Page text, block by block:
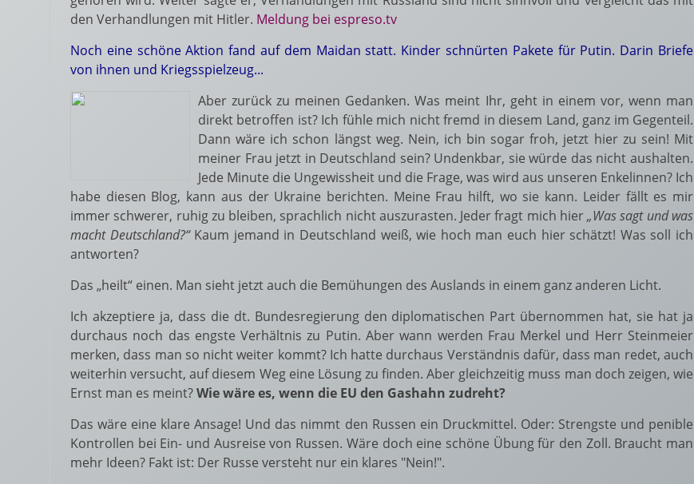
den Verhandlungen mit Hitler. Meldung bei espreso.tv
Noch eine schöne Aktion fand auf dem Maidan statt. Kinder schnürten Pakete für Putin. Darin Briefe
von ihnen und Kriegsspielzeug...
Aber zurück zu meinen Gedanken. Was meint Ihr, geht in einem vor, wenn man
direkt betroffen ist? Ich fühle mich nicht fremd in diesem Land, ganz im Gegenteil.
Dann wäre ich schon längst weg. Nein, ich bin sogar froh, jetzt hier zu sein! Mit
meiner Frau jetzt in Deutschland sein? Undenkbar, sie würde das nicht aushalten.
Jede Minute die Ungewissheit und die Frage, was wird aus unseren Enkelinnen? Ich
habe diesen Blog, kann aus der Ukraine berichten. Meine Frau hilft, wo sie kann. Leider fällt es mir
immer schwerer, ruhig zu bleiben, sprachlich nicht auszurasten. Jeder fragt mich hier„Was sagt und was
macht Deutschland?“Kaum jemand in Deutschland weiß, wie hoch man euch hier schätzt! Was soll ich
antworten?
Das „heilt“ einen. Man sieht jetzt auch die Bemühungen des Auslands in einem ganz anderen Licht.
Ich akzeptiere ja, dass die dt. Bundesregierung den diplomatischen Part übernommen hat, sie hat ja
durchaus noch das engste Verhältnis zu Putin. Aber wann werden Frau Merkel und Herr Steinmeier
merken, dass man so nicht weiter kommt? Ich hatte durchaus Verständnis dafür, dass man redet, auch
weiterhin versucht, auf diesem Weg eine Lösung zu finden. Aber gleichzeitig muss man doch zeigen, wie
Ernst man es meint?Wie wäre es, wenn die EU den Gashahn zudreht?
Das wäre eine klare Ansage! Und das nimmt den Russen ein Druckmittel. Oder: Strengste und penible
Kontrollen bei Ein- und Ausreise von Russen. Wäre doch eine schöne Übung für den Zoll. Braucht man
mehr Ideen? Fakt ist: Der Russe versteht nur ein klares "Nein!".